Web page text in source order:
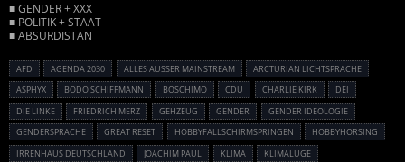
■ GENDER + XXX
■ POLITIK + STAAT
■ ABSURDISTAN
AFD AGENDA 2030 ALLES AUSSER MAINSTREAM
ARCTURIAN LICHTSPRACHE
ASPHYX
BODO SCHIFFMANN BOSCHIMO CDU CHARLIE KIRK
DEI
DIE LINKE
FRIEDRICH MERZ GEHZEUG GENDER
GENDER IDEOLOGIE
GENDERSPRACHE
GREAT RESET HOBBYFALLSCHIRMSPRINGEN
HOBBYHORSING
IRRENHAUS DEUTSCHLAND
JOACHIM PAUL KLIMA
KLIMALÜGE